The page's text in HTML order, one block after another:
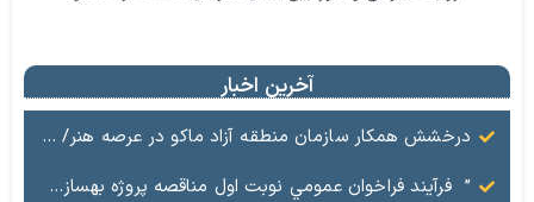
آخرین اخبار
درخشش همکار سازمان منطقه آزاد ماکو در عرصه هنر/ مستند تاریخی «زری خانم» به کارگردانی احد عبادی رونمایی شد
” فرآيند فراخوان عمومي نوبت اول مناقصه پروژه بهسازي و آسفالت راه و پاركينگ مجموعه آب درماني شهرستان شوط منطقه آزاد ماكو “